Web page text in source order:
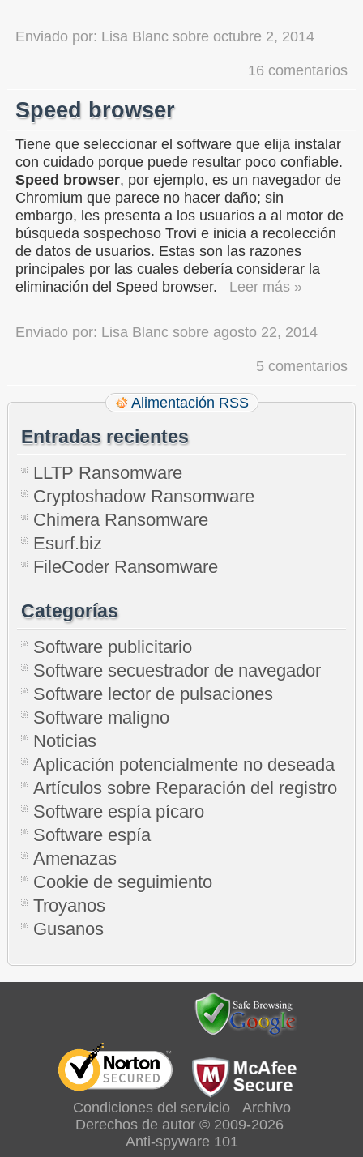
Enviado por: Lisa Blanc sobre octubre 2, 2014
16 comentarios
Speed browser
Tiene que seleccionar el software que elija instalar
con cuidado porque puede resultar poco confiable.
Speed browser, por ejemplo, es un navegador de
Chromium que parece no hacer daño; sin
embargo, les presenta a los usuarios a al motor de
búsqueda sospechoso Trovi e inicia a recolección
de datos de usuarios. Estas son las razones
principales por las cuales debería considerar la
eliminación del Speed browser.
Leer más »
Enviado por: Lisa Blanc sobre agosto 22, 2014
5 comentarios
Alimentación RSS
Entradas recientes
LLTP Ransomware
Cryptoshadow Ransomware
Chimera Ransomware
Esurf.biz
FileCoder Ransomware
Categorías
Software publicitario
Software secuestrador de navegador
Software lector de pulsaciones
Software maligno
Noticias
Aplicación potencialmente no deseada
Artículos sobre Reparación del registro
Software espía pícaro
Software espía
Amenazas
Cookie de seguimiento
Troyanos
Gusanos
Condiciones del servicio
Archivo
Derechos de autor © 2009-2026
Anti-spyware 101